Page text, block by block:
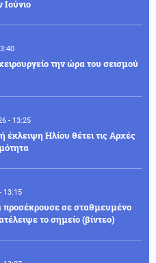
Ιούνιο
την ώρα του σεισμού
- 13:25
έκλειψη Ηλίου θέτει τις Αρχές
13:15
προσέκρουσε σε σταθμευμένο
το σημείο (βίντεο)